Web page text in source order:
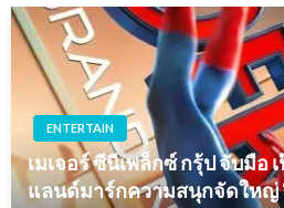
ENTERTAIN
เมเจอร์ ซีนีเพล็กซ์ กรุ้ป จับมือ
แลนด์มาร์กความสนุกจัดใหญ่